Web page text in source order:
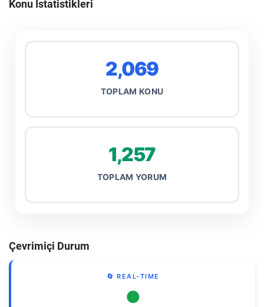
Konu İstatistikleri
2,069
TOPLAM KONU
1,257
TOPLAM YORUM
Çevrimiçi Durum
🔄 REAL-TIME
●